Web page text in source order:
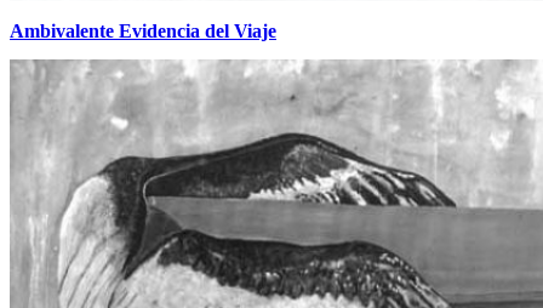
Ambivalente Evidencia del Viaje